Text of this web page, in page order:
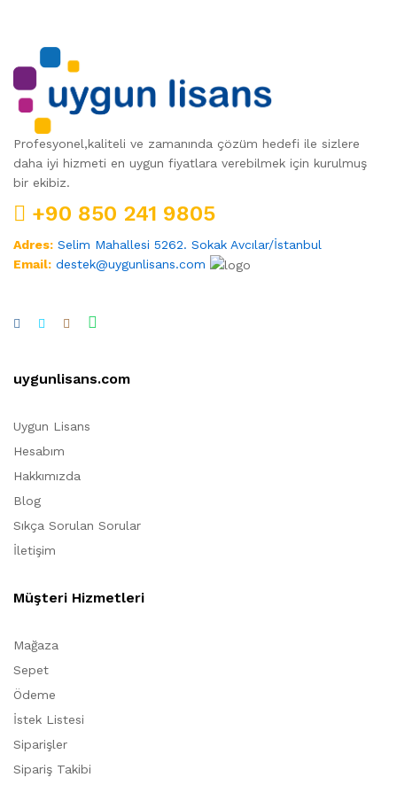
Profesyonel,kaliteli ve zamanında çözüm hedefi ile sizlere
daha iyi hizmeti en uygun fiyatlara verebilmek için kurulmuş
bir ekibiz.
+90 850 241 9805
Adres: Selim Mahallesi 5262. Sokak Avcılar/İstanbul
Email: destek@uygunlisans.com
uygunlisans.com
Uygun Lisans
Hesabım
Hakkımızda
Blog
Sıkça Sorulan Sorular
İletişim
Müşteri Hizmetleri
Mağaza
Sepet
Ödeme
İstek Listesi
Siparişler
Sipariş Takibi